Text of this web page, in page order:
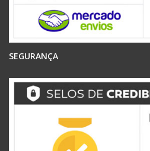
SEGURANÇA